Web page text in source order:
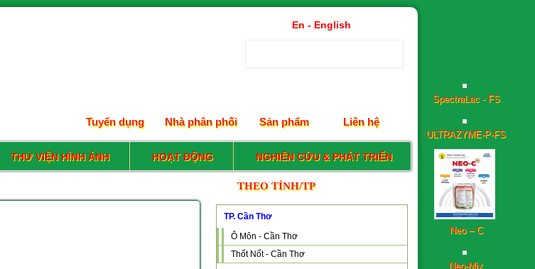
Neo – C
En - English
Tuyển dụng Nhà phân phối Sản phẩm Liên hệ
THƯ VIỆN HÌNH ẢNH HOẠT ĐỘNG NGHIÊN CỨU & PHÁT TRIỂN
THEO TỈNH/TP
TP. Cần Thơ
Ô Môn - Cần Thơ
Thốt Nốt - Cần Thơ